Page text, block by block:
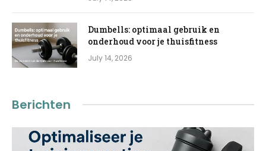
Dumbells: optimaal gebruik en
onderhoud voor je thuisfitness
July 14, 2026
Berichten